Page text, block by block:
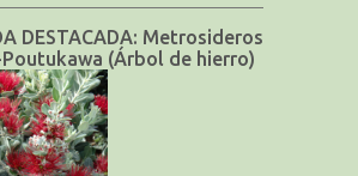
DESTACADA: Metrosideros
(Árbol de hierro)